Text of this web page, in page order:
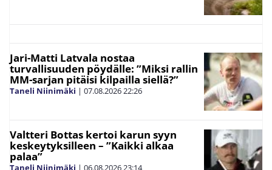
Jari-Matti Latvala nostaa
turvallisuuden pöydälle: ”Miksi rallin
MM-sarjan pitäisi kilpailla siellä?”
Taneli Niinimäki | 07.08.202622:26
Valtteri Bottas kertoi karun syyn
keskeytyksilleen – ”Kaikki alkaa
palaa”
Taneli Niinimäki | 06.08.2026 23:14